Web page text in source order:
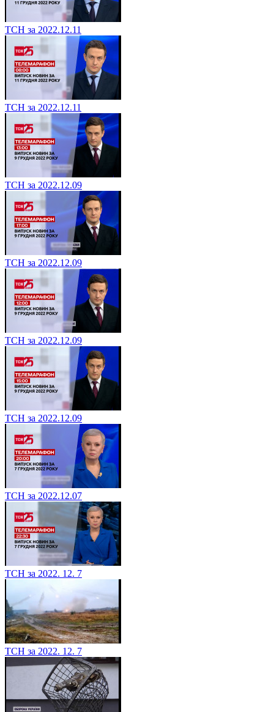
ТСН за 2022.12.11
ТСН за 2022.12.11
ТСН за 2022.12.09
ТСН за 2022.12.09
ТСН за 2022.12.09
ТСН за 2022.12.09
ТСН за 2022.12.07
ТСН за 2022. 12. 7
ТСН за 2022. 12. 7